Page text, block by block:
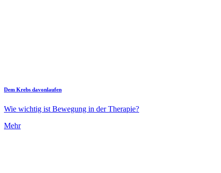
Dem Krebs davonlaufen
Wie wichtig ist Bewegung in der Therapie?
Mehr